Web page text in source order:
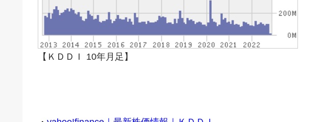
【ＫＤＤＩ 10年月足】